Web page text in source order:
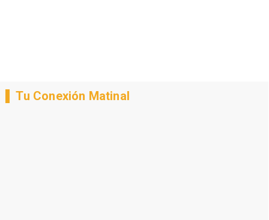
Tu Conexión Matinal